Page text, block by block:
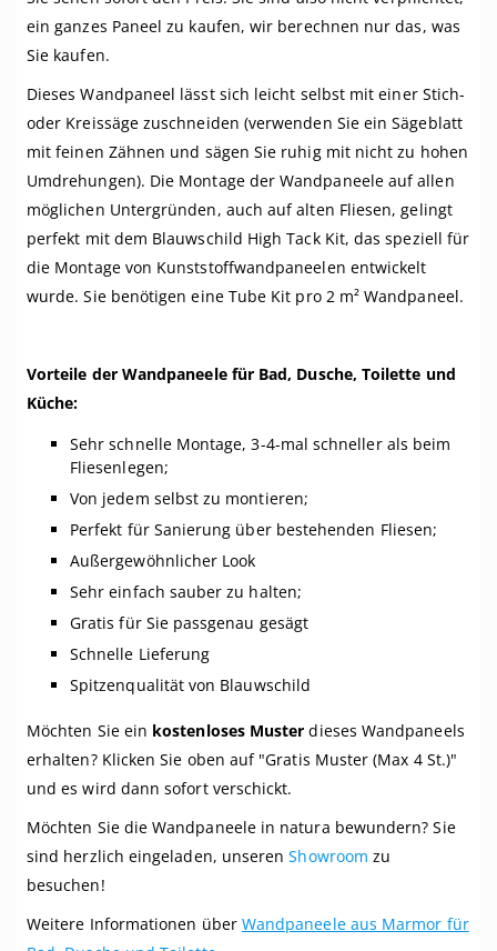
ein ganzes Paneel zu kaufen, wir berechnen nur das, was
Sie kaufen.
Dieses Wandpaneel lässt sich leicht selbst mit einer Stich-
oder Kreissäge zuschneiden (verwenden Sie ein Sägeblatt
mit feinen Zähnen und sägen Sie ruhig mit nicht zu hohen
Umdrehungen). Die Montage der Wandpaneele auf allen
möglichen Untergründen, auch auf alten Fliesen, gelingt
perfekt mit dem Blauwschild High Tack Kit, das speziell für
die Montage von Kunststoffwandpaneelen entwickelt
wurde. Sie benötigen eine Tube Kit pro 2 m² Wandpaneel.
Vorteile der Wandpaneele für Bad, Dusche, Toilette und
Küche:
Sehr schnelle Montage, 3-4-mal schneller als beim
Fliesenlegen;
Von jedem selbst zu montieren;
Perfekt für Sanierung über bestehenden Fliesen;
Außergewöhnlicher Look
Sehr einfach sauber zu halten;
Gratis für Sie passgenau gesägt
Schnelle Lieferung
Spitzenqualität von Blauwschild
Möchten Sie ein kostenloses Muster dieses Wandpaneels
erhalten? Klicken Sie oben auf "Gratis Muster (Max 4 St.)"
und es wird dann sofort verschickt.
Möchten Sie die Wandpaneele in natura bewundern? Sie
sind herzlich eingeladen, unserenShowroom zu
besuchen!
Weitere Informationen über Wandpaneele aus Marmor für